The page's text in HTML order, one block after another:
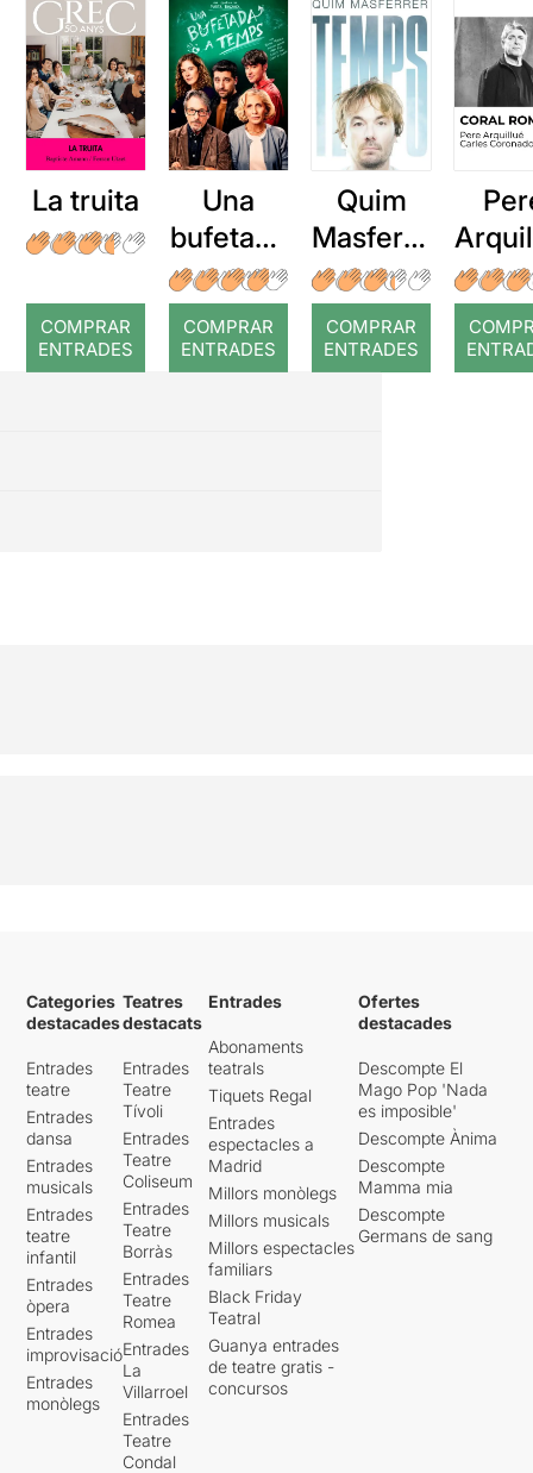
La truita
COMPRAR
ENTRADES
Una
bufetada
a temps
COMPRAR
ENTRADES
Quim
Masferre
r: Temps
COMPRAR
ENTRADES
:
Categories
destacades
Entrades
teatre
Entrades
dansa
Entrades
musicals
Entrades
teatre
infantil
Entrades
òpera
Entrades
improvisació
Entrades
monòlegs
Teatres
destacats
Entrades
Teatre
Tívoli
Entrades
Teatre
Coliseum
Entrades
Teatre
Borràs
Entrades
Teatre
Romea
Entrades
La
Villarroel
Entrades
Teatre
Condal
Entrades
Abonaments
teatrals
Tiquets Regal
Entrades
espectacles a
Madrid
Millors monòlegs
Millors musicals
Millors espectacles
familiars
Black Friday
Teatral
Guanya entrades
de teatre gratis -
concursos
Ofertes
destacades
Descompte El
Mago Pop 'Nada
es imposible'
Descompte Ànima
Descompte
Mamma mia
Descompte
Germans de sang